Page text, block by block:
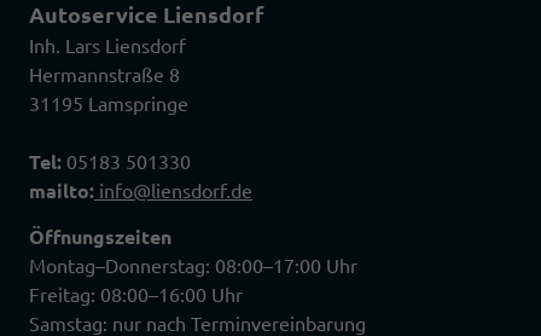
Autoservice Liensdorf
Inh. Lars Liensdorf
Hermannstraße 8
31195 Lamspringe
Tel: 05183 501330
mailto: info@liensdorf.de
Öffnungszeiten
Montag–Donnerstag: 08:00–17:00 Uhr
Freitag: 08:00–16:00 Uhr
Samstag: nur nach Terminvereinbarung